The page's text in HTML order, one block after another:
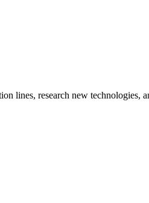
lines, research new technologies,